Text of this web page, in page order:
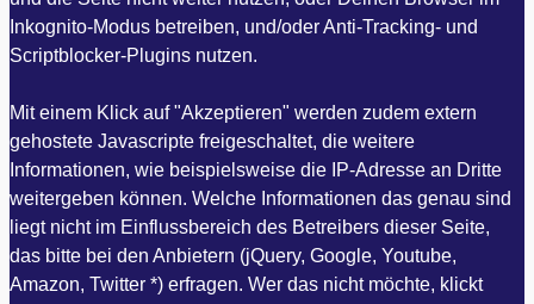
Inkognito-Modus betreiben, und/oder Anti-Tracking- und
Scriptblocker-Plugins nutzen.
Mit einem Klick auf "Akzeptieren" werden zudem extern
gehostete Javascripte freigeschaltet, die weitere
Informationen, wie beispielsweise die IP-Adresse an Dritte
weitergeben können. Welche Informationen das genau sind
liegt nicht im Einflussbereich des Betreibers dieser Seite,
das bitte bei den Anbietern (jQuery, Google, Youtube,
Amazon, Twitter *) erfragen. Wer das nicht möchte, klickt